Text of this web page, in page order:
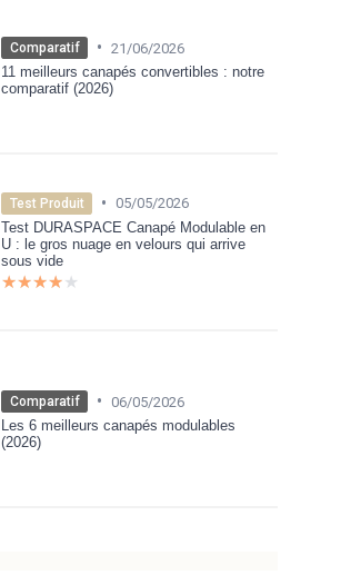
Comparatif • 21/06/2026
11 meilleurs canapés convertibles : notre
comparatif (2026)
Test Produit • 05/05/2026
Test DURASPACE Canapé Modulable en
U : le gros nuage en velours qui arrive
sous vide
★★★★★
★★★★★
Comparatif • 06/05/2026
Les 6 meilleurs canapés modulables
(2026)